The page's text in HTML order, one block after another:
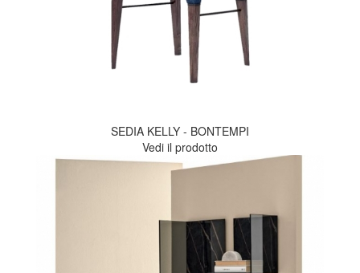
SEDIA KELLY - BONTEMPI
Vedi il prodotto